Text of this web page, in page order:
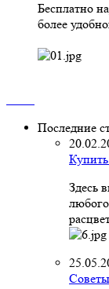
Бесплатно
более
Последние
Здесь